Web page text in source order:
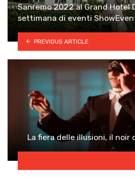
Sanremo 2022 al Grand Hotel
settimana di eventi
PREVIOUS ARTICLE
La fiera delle illusioni, il noir